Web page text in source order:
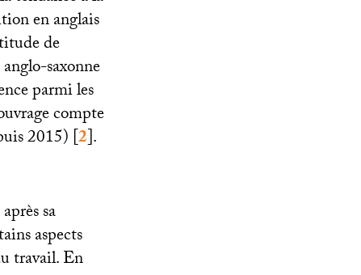
en anglais
de
saxonne
parmi les
compte
2015)[2].
sa
aspects
travail. En